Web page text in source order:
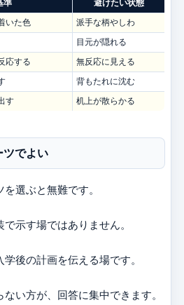
準
避けたい状態
いた色
派手な柄やしわ
目元が隠れる
応する
無反応に見える
背もたれに沈む
す 机上が散らかる
ツでよい
選ぶと無難です。
示す場ではありません。
後の計画を伝える場です。
い方が、回答に集中できます。